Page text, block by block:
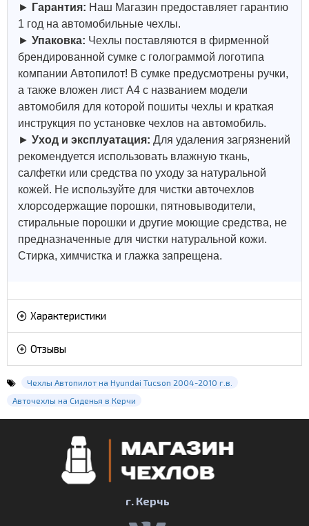
► Гарантия: Наш Магазин предоставляет гарантию
1 год на автомобильные чехлы.
► Упаковка: Чехлы поставляются в фирменной
брендированной сумке с голограммой логотипа
компании Автопилот! В сумке предусмотрены ручки,
а также вложен лист А4 с названием модели
автомобиля для которой пошиты чехлы и краткая
инструкция по установке чехлов на автомобиль.
► Уход и эксплуатация: Для удаления загрязнений
рекомендуется использовать влажную ткань,
салфетки или средства по уходу за натуральной
кожей. Не используйте для чистки авточехлов
хлорсодержащие порошки, пятновыводители,
стиральные порошки и другие моющие средства, не
предназначенные для чистки натуральной кожи.
Стирка, химчистка и глажка запрещена.
Характеристики
Отзывы
Чехлы Автопилот на Hyundai Tucson 2004-2010 г.в.
Авточехлы на Сиденья в Керчи
г. Керчь